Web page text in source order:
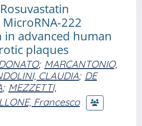
222
in advanced human
plaques
; MARCANTONIO,
CLAUDIA; DE
; MEZZETTI,
Francesco